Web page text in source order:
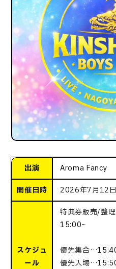
出演 Aroma Fancy
開催日時 2026年7月12
スケジュ
ール
特典券販売/整
15:00~
優先集合
優先入場